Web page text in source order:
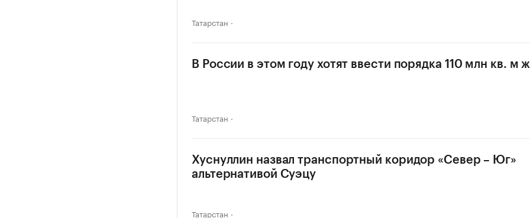
Татарстан
В России в этом году хотят ввести порядка 110 млн кв. м
Татарстан
Хуснуллин назвал транспортный коридор «Север – Юг»
альтернативой Суэцу
Татарстан